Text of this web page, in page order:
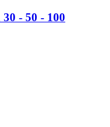
- 50 - 100